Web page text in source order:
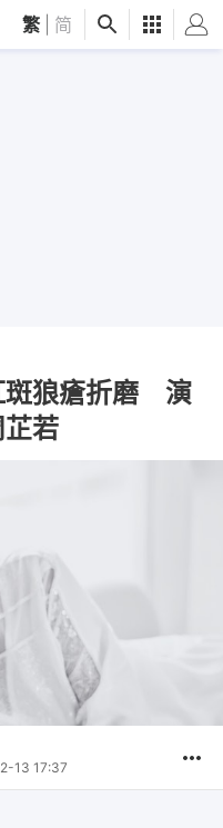
繁 简
斑狼瘡折磨 演
若
13 17:37